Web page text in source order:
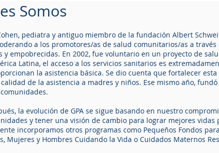
Somos
pediatra y antiguo miembro de la fundación Albert
a los promotores/as de salud comunitarios/as a
y empobrecidas. En 2002, fue voluntario en un proyecto de
Latina, el acceso a los servicios sanitarios es
la asistencia básica. Se dio cuenta que fortalecer
de la asistencia a madres y niños. Ese mismo año,
la evolución de GPA se sigue basando en nuestro
y tener una visión de cambio para lograr mejores
incorporamos otros programas como Pequeños Fondos
Mujeres y Hombres Cuidando la Vida o Cuidados Maternos